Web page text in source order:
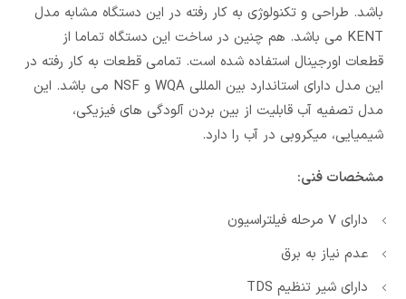
باشد. طراحی و تکنولوژی به کار رفته در این دستگاه مشابه مدل
KENT می باشد. هم چنین در ساخت این دستگاه تماما از
قطعات اورجینال استفاده شده است. تمامی قطعات به کار رفته در
این مدل دارای استاندارد بین المللی WQA و NSF می باشد. این
مدل تصفیه آب قابلیت از بین بردن آلودگی های فیزیکی،
شیمیایی، میکروبی در آب را دارد.
مشخصات فنی:
دارای 7 مرحله فیلتراسیون
عدم نیاز به برق
دارای شیر تنظیم TDS